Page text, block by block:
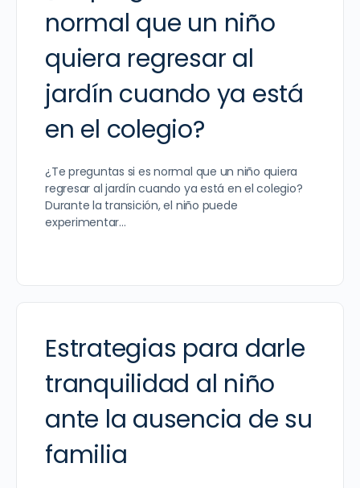
normal que un niño
quiera regresar al
jardín cuando ya está
en el colegio?
¿Te preguntas si es normal que un niño quiera
regresar al jardín cuando ya está en el colegio?
Durante la transición, el niño puede
experimentar…
Estrategias para darle
tranquilidad al niño
ante la ausencia de su
familia